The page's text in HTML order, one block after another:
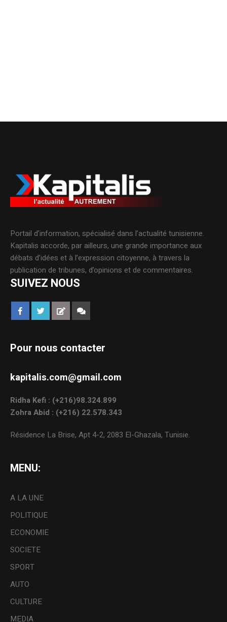
Portail d’information, spécialisé dans l’actualité tunisienne.
Kapitalis accorde, par ailleurs, une grande importance aux
débats d’idées et à l’expression citoyenne, à travers la
publication de tribunes, d’opinions et de commentaires.
SUIVEZ NOUS
Pour nous contacter
kapitalis.com@gmail.com
Ridha Kefi : (+216)98.324.899
Zohra Abid : (+216) 22.578.343
Résidence La Brise, Apt 4-2, 2083 El-Ghazala, Tunisie.
MENU:
A LA UNE
POLITIQUE
ECONOMIE
SOCIETE
SPORT
AUTO
CULTURE
MEDIA